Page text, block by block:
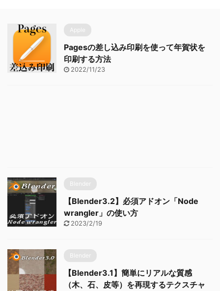
Apple
Pagesの差し込み印刷を使って年賀状を
印刷する方法
2022/11/23
Blender
【Blender3.2】必須アドオン「Node
wrangler」の使い方
2023/2/19
Blender
【Blender3.1】簡単にリアルな質感
（木、石、皮等）を再現するテクスチャ